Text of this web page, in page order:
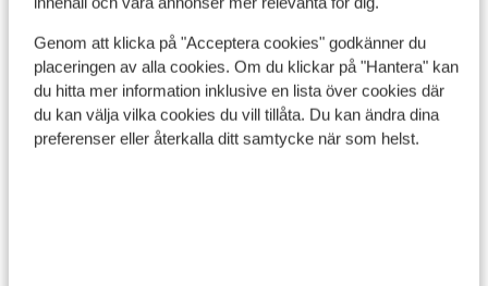
Genom att klicka på "Acceptera cookies" godkänner du
placeringen av alla cookies. Om du klickar på "Hantera" kan
du hitta mer information inklusive en lista över cookies där
du kan välja vilka cookies du vill tillåta. Du kan ändra dina
preferenser eller återkalla ditt samtycke när som helst.
passé
Avstånd till centrum: ca 150 m
Avstånd till flygplats airport lyon är ca 200 km:
Airport Geneve är ca 150,0 km
Avstånd till tågstation aime la plagne är ca 31 km
Avstånd till pist ca 30 m